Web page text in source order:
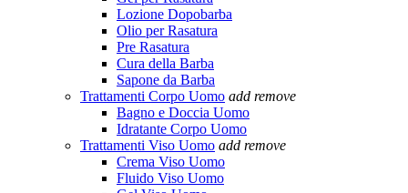
Lozione Dopobarba
Olio per Rasatura
Pre Rasatura
Cura della Barba
Sapone da Barba
Trattamenti Corpo Uomo add remove
Bagno e Doccia Uomo
Idratante Corpo Uomo
Trattamenti Viso Uomo add remove
Crema Viso Uomo
Fluido Viso Uomo